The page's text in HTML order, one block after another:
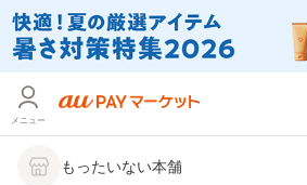
メニュー
もったいない本舗